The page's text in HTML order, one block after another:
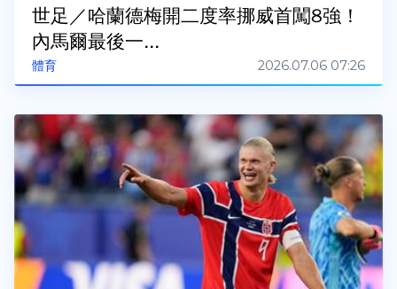
體育
世足／哈蘭德梅開二度率挪威首闖8強！
內馬爾最後一...
2026.07.06 07:26